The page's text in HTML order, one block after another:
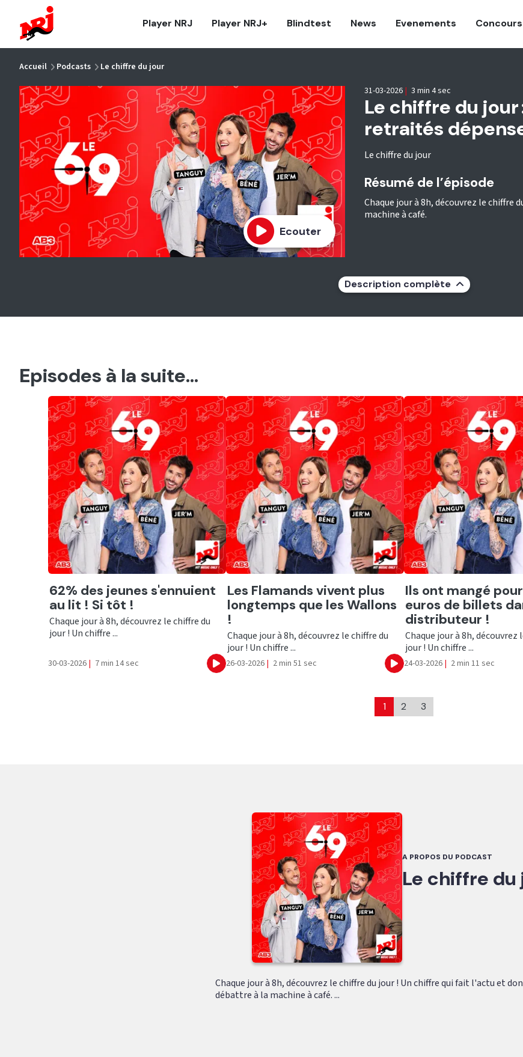
Player NRJ Player NRJ+ Blindtest News Evenements Concours
Accueil Podcasts Le chiffre du jour
Ecouter
Le chiffre du jour
retraités
Le chiffre du jour
31-03-2026 | 3 min 4 sec
Résumé de l’épisode
Chaque jour à 8h, découvrez le
machine à café.
Description complète
Episodes à la suite...
Ecouter
62% des jeunes s'ennuient
au lit ! Si tôt !
Chaque jour à 8h, découvrez le chiffre du
jour ! Un chiffre ...
30-03-2026 | 7 min 14 sec Ecouter
Ecouter
Les Flamands vivent plus
longtemps que les Wallons
!
Chaque jour à 8h, découvrez le chiffre du
jour ! Un chiffre ...
26-03-2026 | 2 min 51 sec Ecouter
Ecouter
Ils ont mangé
euros de billets
distributeur !
Chaque jour à 8h, découvrez
jour ! Un chiffre ...
24-03-2026 | 2 min 11 sec
1 2 3
A PROPOS DU PODCAST
Le chiffre du
Chaque jour à 8h, découvrez le chiffre du jour ! Un chiffre qui fait l'actu et
débattre à la machine à café. ...